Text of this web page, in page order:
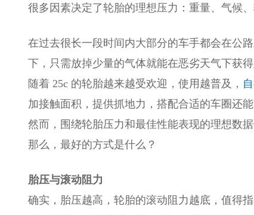
很多因素决定了轮胎的理想压力：重量、气候
在过去很长一段时间内大部分的车手都会在公
下，只需放掉少量的气体就能在恶劣天气下获得
随着 25c 的轮胎越来越受欢迎，使用越普及，
加接触面积，提供抓地力，搭配合适的车圈还能
然而，围绕轮胎压力和最佳性能表现的理想数
那么，最好的方式是什么？
胎压与滚动阻力
确实，胎压越高，轮胎的滚动阻力越底，值得